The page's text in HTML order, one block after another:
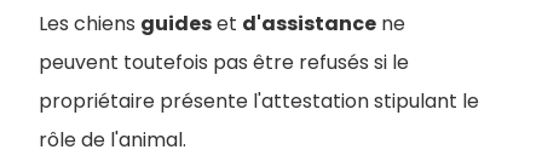
Les chiens guideset d'assistance ne
peuvent toutefois pas être refusés si le
propriétaire présente l'attestation stipulant le
rôle de l'animal.